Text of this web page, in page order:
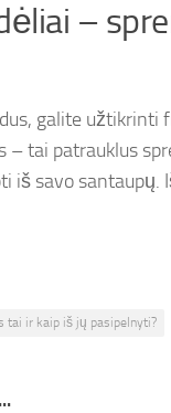
–
galite užtikrinti
– tai patrauklus
iš savo santaupų.
tai ir kaip iš jų pasipelnyti?